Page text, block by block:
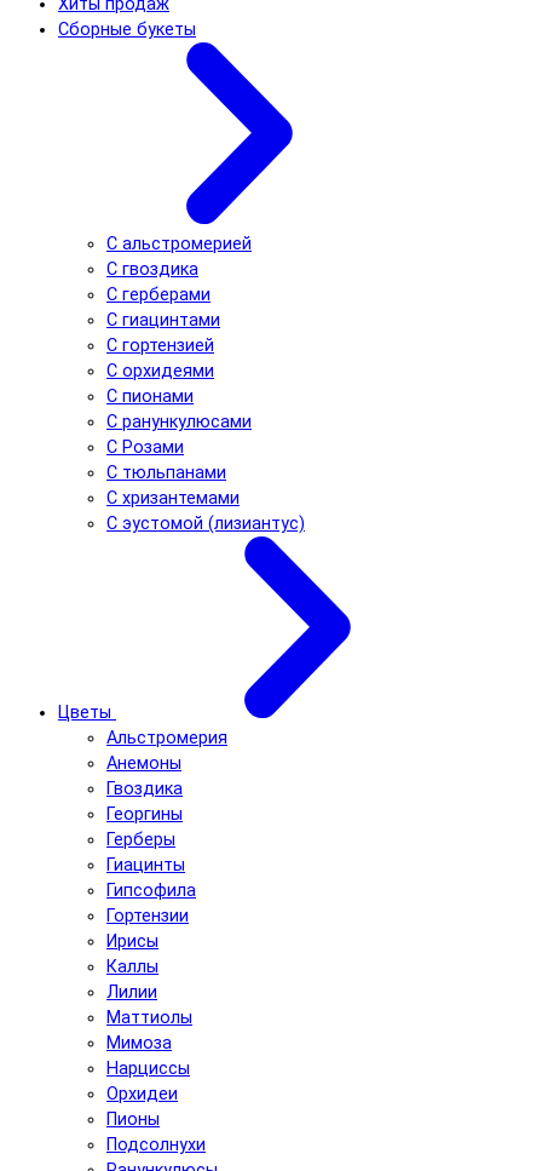
Хиты продаж
Сборные букеты
С альстромерией
С гвоздика
С герберами
С гиацинтами
С гортензией
С орхидеями
С пионами
С ранункулюсами
С Розами
С тюльпанами
С хризантемами
С эустомой (лизиантус)
Цветы
Альстромерия
Анемоны
Гвоздика
Георгины
Герберы
Гиацинты
Гипсофила
Гортензии
Ирисы
Каллы
Лилии
Маттиолы
Мимоза
Нарциссы
Орхидеи
Пионы
Подсолнухи